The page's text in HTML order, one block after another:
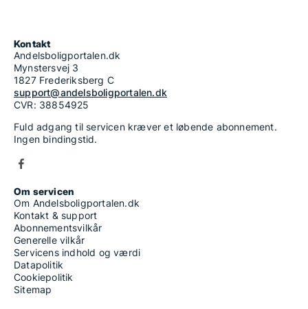
Kontakt
Andelsboligportalen.dk
Mynstersvej 3
1827 Frederiksberg C
support@andelsboligportalen.dk
CVR: 38854925
Fuld adgang til servicen kræver et løbende abonnement.
Ingen bindingstid.
Om servicen
Om Andelsboligportalen.dk
Kontakt & support
Abonnementsvilkår
Generelle vilkår
Servicens indhold og værdi
Datapolitik
Cookiepolitik
Sitemap